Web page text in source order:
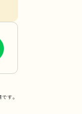
す。